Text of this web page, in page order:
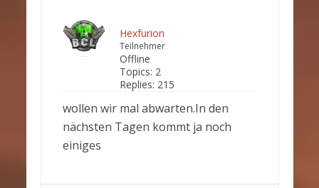
Hexfurion
Teilnehmer
Offline
Topics: 2
Replies: 215
wollen wir mal abwarten.In den
nächsten Tagen kommt ja noch
einiges